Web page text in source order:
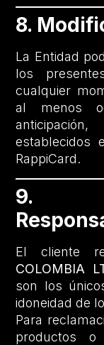
8.
La Entidad
los
cualquier
al menos
establecidos
RappiCard.
9.
El cliente
COLOMBIA
son los
idoneidad de
Para
productos o